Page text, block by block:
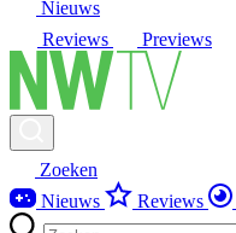
Nieuws
Reviews
Previews
Zoeken
Nieuws
Reviews